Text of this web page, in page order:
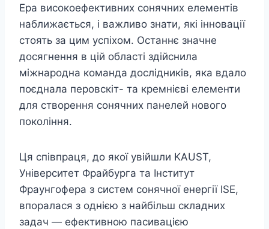
Ера високоефективних сонячних елементів
наближається, і важливо знати, які інновації
стоять за цим успіхом. Останнє значне
досягнення в цій області здійснила
міжнародна команда дослідників, яка вдало
поєднала перовскіт- та кремнієві елементи
для створення сонячних панелей нового
покоління.
Ця співпраця, до якої увійшли KAUST,
Університет Фрайбурга та Інститут
Фраунгофера з систем сонячної енергії ISE,
впоралася з однією з найбільш складних
задач — ефективною пасивацією